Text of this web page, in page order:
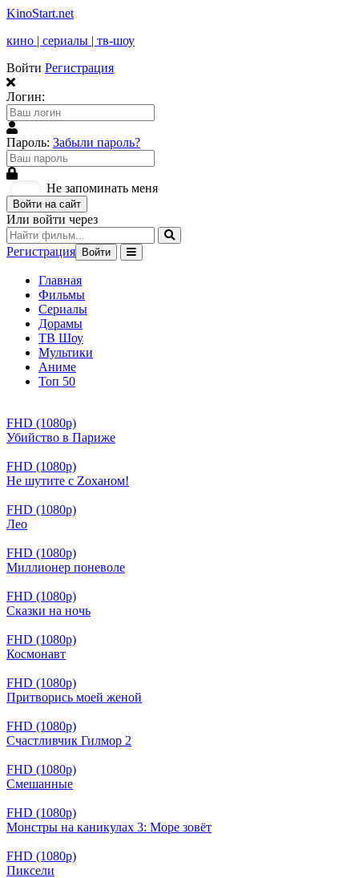
KinoStart.net
кино | сериалы | тв-шоу
Войти Регистрация
Логин:
Пароль: Забыли пароль?
Не запоминать меня
Войти на сайт
Или войти через
Регистрация Войти
Главная
Фильмы
Сериалы
Дорамы
ТВ Шоу
Мультики
Аниме
Топ 50
FHD (1080p)
Убийство в Париже
FHD (1080p)
Не шутите с Zоханом!
FHD (1080p)
Лео
FHD (1080p)
Миллионер поневоле
FHD (1080p)
Сказки на ночь
FHD (1080p)
Космонавт
FHD (1080p)
Притворись моей женой
FHD (1080p)
Счастливчик Гилмор 2
FHD (1080p)
Смешанные
FHD (1080p)
Монстры на каникулах 3: Море зовёт
FHD (1080p)
Пиксели